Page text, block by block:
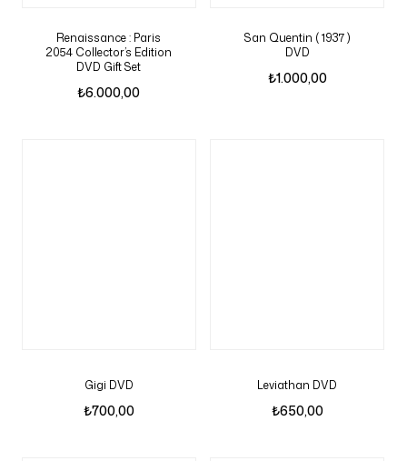
Renaissance : Paris
2054 Collector’s Edition
DVD Gift Set
₺6.000,00
San Quentin ( 1937 )
DVD
₺1.000,00
Gigi DVD
₺700,00
Leviathan DVD
₺650,00